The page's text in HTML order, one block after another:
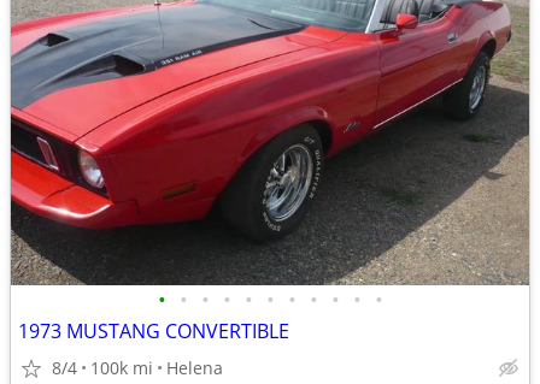
• • • • • • • • • • •
1973 MUSTANG CONVERTIBLE
8/4 100k mi Helena